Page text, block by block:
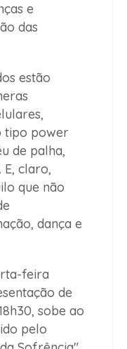
e
das
estão
tipo power
de palha,
E, claro,
que não
dança e
feira
de
sobe ao
pelo